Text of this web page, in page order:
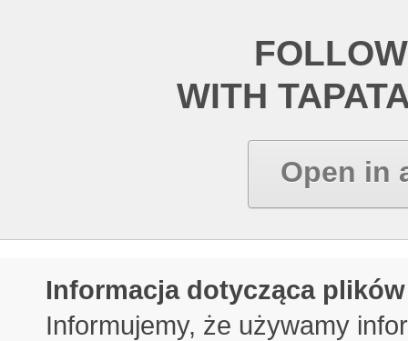
WITH
Open in
Informacja dotycząca
Informujemy, że używamy